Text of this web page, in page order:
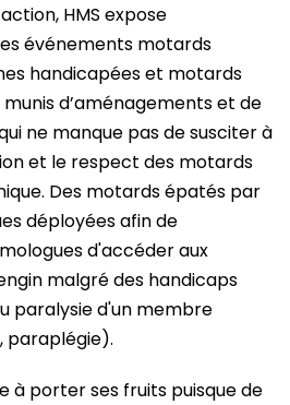
HMS expose
événements motards
handicapées et motards
d’aménagements et de
ne manque pas de susciter à
et le respect des motards
Des motards épatés par
déployées afin de
d'accéder aux
malgré des handicaps
paralysie d'un membre
paraplégie).
à porter ses fruits puisque de